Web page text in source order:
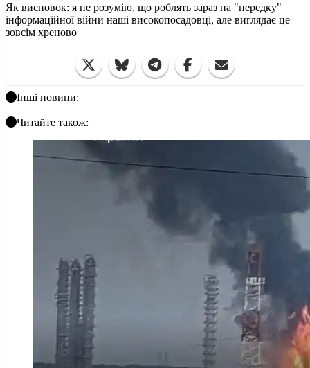
Як висновок: я не розумію, що роблять зараз на "передку"
інформаційної війни наші високопосадовці, але виглядає це
зовсім хреново
Інші новини:
Читайте також: